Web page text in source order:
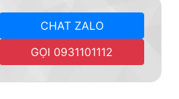
CHAT ZALO
GỌI 0931101112